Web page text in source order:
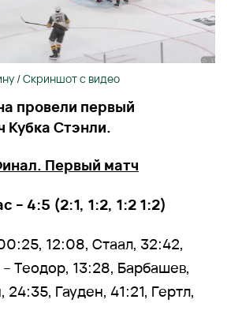
/ Скриншот с видео
провели первый
Кубка Стэнли.
Первый матч
– 4:5 (2:1, 1:2, 1:2 1:2)
12:08, Стаал, 32:42,
– Теодор, 13:28, Барбашев,
Гауден, 41:21, Гертл,